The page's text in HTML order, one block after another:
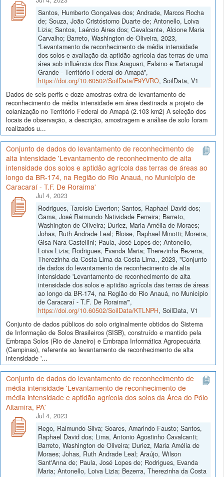
Santos, Humberto Gonçalves dos; Andrade, Marcos Rocha
de; Souza, João Cristóstomo Duarte de; Antonello, Loiva
Lizia; Santos, Laércio Aires dos; Cavalcante, Alcione Maria
Carvalho; Barreto, Washington de Oliveira, 2023,
"Levantamento de reconhecimento de média intensidade
dos solos e avaliação da aptidão agrícola das terras de uma
área sob influência dos Rios Araguari, Falsino e Tartarugal
Grande - Território Federal do Amapá",
https://doi.org/10.60502/SoilData/E9YVRO, SoilData, V1
Dados de seis perfis e doze amostras extra de levantamento de
reconhecimento de média intensidade em área destinada a projeto de
colanização no Território Federal do Amapá (2.103 km2) A seleção dos
locais de observação, a descrição, amostragem e análise de solo foram
realizados u...
Conjunto de dados do levantamento de reconhecimento de
alta intensidade 'Levantamento de reconhecimento de alta
intensidade dos solos e aptidão agrícola das terras de áreas ao
longo da BR-174, na Região do Rio Anauá, no Município de
Caracaraí - T.F. De Roraima'
Jul 4, 2023
Rodrigues, Tarcísio Ewerton; Santos, Raphael David dos;
Gama, José Raimundo Natividade Ferreira; Barreto,
Washington de Oliveira; Duriez, Maria Amélia de Moraes;
Johas, Ruth Andrade Leal; Bloise, Raphael Minotti; Moreira,
Gisa Nara Castellini; Paula, José Lopes de; Antonello,
Loiva Lizia; Rodrigues, Evanda Maria; Therezinha Bezerra,
Therezinha da Costa Lima da Costa Lima., 2023, "Conjunto
de dados do levantamento de reconhecimento de alta
intensidade 'Levantamento de reconhecimento de alta
intensidade dos solos e aptidão agrícola das terras de áreas
ao longo da BR-174, na Região do Rio Anauá, no Município
de Caracaraí - T.F. De Roraima'",
https://doi.org/10.60502/SoilData/KTLNPH, SoilData, V1
Conjunto de dados públicos do solo originalmente obtidos do Sistema
de Informação de Solos Brasileiros (SISB), construído e mantido pela
Embrapa Solos (Rio de Janeiro) e Embrapa Informática Agropecuária
(Campinas), referente ao levantamento de reconhecimento de alta
intensidade '...
Conjunto de dados do levantamento de reconhecimento de
média intensidade 'Levantamento de reconhecimento de
média intensidade e aptidão agrícola dos solos da Área do Pólo
Altamira, PA'
Jul 4, 2023
Rego, Raimundo Silva; Soares, Amarindo Fausto; Santos,
Raphael David dos; Lima, Antonio Agostinho Cavalcanti;
Barreto, Washington de Oliveira; Duriez, Maria Amélia de
Moraes; Johas, Ruth Andrade Leal; Araújo, Wilson
Sant'Anna de; Paula, José Lopes de; Rodrigues, Evanda
Maria; Antonello, Loiva Lizia; Bezerra, Therezinha da Costa